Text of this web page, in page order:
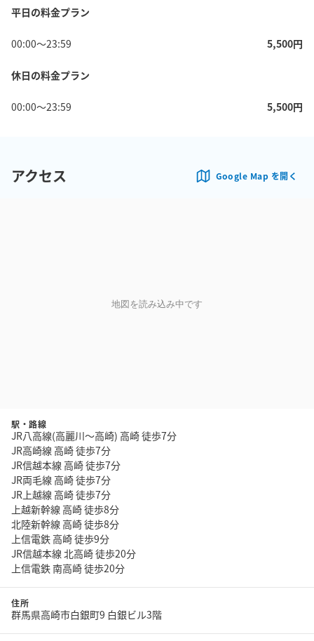
平日の料金プラン
00:00〜23:59 5,500円
休日の料金プラン
00:00〜23:59 5,500円
アクセス Google Map を開く
地図を読み込み中です
駅・路線
JR八高線(高麗川～高崎) 高崎 徒歩7分
JR高崎線 高崎 徒歩7分
JR信越本線 高崎 徒歩7分
JR両毛線 高崎 徒歩7分
JR上越線 高崎 徒歩7分
上越新幹線 高崎 徒歩8分
北陸新幹線 高崎 徒歩8分
上信電鉄 高崎 徒歩9分
JR信越本線 北高崎 徒歩20分
上信電鉄 南高崎 徒歩20分
住所
群馬県高崎市白銀町9 白銀ビル3階